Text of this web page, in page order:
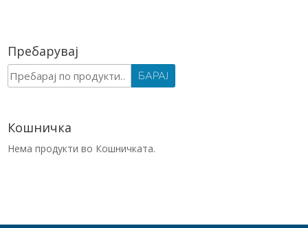
Пребарувај
Барај
за:
БАРАЈ
Кошничка
Нема продукти во Кошничката.